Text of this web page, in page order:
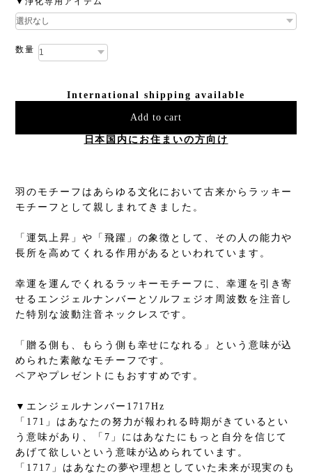
数量
International shipping available
Add to cart
日本国内にお住まいの方向け
羽のモチーフはあらゆる文化において古来からラッキー
モチーフとして親しまれてきました。
「運気上昇」や「飛躍」の象徴として、その人の能力や
長所を高めてくれる作用があるといわれています。
幸運を運んでくれるラッキーモチーフに、幸運を引き寄
せるエンジェルナンバーとソルフェジオ周波数を注音し
た特別な波動注音ネックレスです。
「贈る側も、もらう側も幸せになれる」という意味が込
められた素敵なモチーフです。
ペアやプレゼントにもおすすめです。
▼エンジェルナンバー1717Hz
「171」はあなたの努力が報われる時期がきているとい
う意味があり、「7」にはあなたにもっと自分を信じて
あげて欲しいという意味が込められています。
「1717」はあなたの夢や理想としていた未来が現実のも